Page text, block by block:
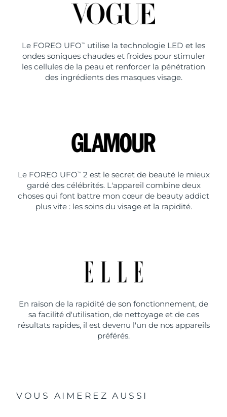
Le FOREO UFO TM
utilise la technologie LED et les
ondes soniques chaudes et froides pour stimuler
les cellules de la peau et renforcer la pénétration
des ingrédients des masques visage.
Le FOREO UFO TM2 est le secret de beauté le mieux
gardé des célébrités. L'appareil combine deux
choses qui font battre mon cœur de beauty addict
plus vite : les soins du visage et la rapidité.
En raison de la rapidité de son fonctionnement, de
sa facilité d'utilisation, de nettoyage et de ces
résultats rapides, il est devenu l'un de nos appareils
préférés.
VOUS AIMEREZ AUSSI